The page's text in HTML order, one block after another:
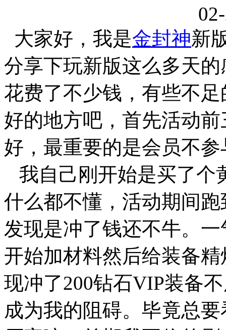
大家好，我是金封神新
分享下玩新版这么多天
花费了不少钱，有些不
好的地方吧，首先活动
好，最重要的是会员不参
我自己刚开始是买了个
什么都不懂，活动期间
发现是冲了钱还不牛。
开始加材料然后给装备
现冲了200钻石VIP装备
成为我的阻碍。毕竟总